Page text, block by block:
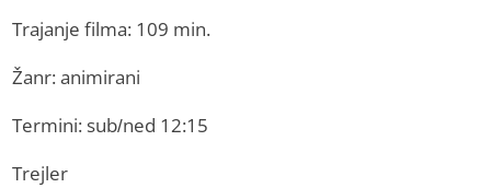
Trajanje filma: 109 min.
Žanr: animirani
Termini: sub/ned 12:15
Trejler